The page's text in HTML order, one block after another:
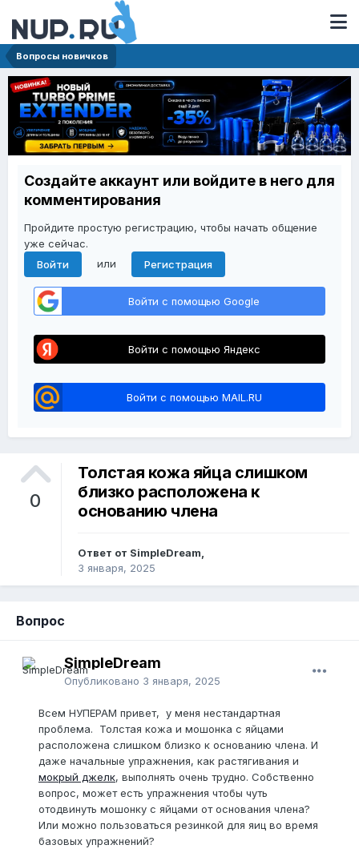
Вопросы новичков
Создайте аккаунт или войдите в него для
комментирования
Пройдите простую регистрацию, чтобы начать общение
уже сейчас.
Войти
или Регистрация
Войти с помощью Google
Войти с помощью Яндекс
Войти с помощью MAIL.RU
0
Толстая кожа яйца слишком
близко расположена к
основанию члена
Ответ от SimpleDream,
3 января, 2025
Вопрос
SimpleDream
Опубликовано 3 января, 2025
Всем НУПЕРАМ привет, у меня нестандартная
проблема. Толстая кожа и мошонка с яйцами
расположена слишком близко к основанию члена. И
даже начальные упражнения, как растягивания и
мокрый джелк, выполнять очень трудно. Собственно
вопрос, может есть упражнения чтобы чуть
отодвинуть мошонку с яйцами от основания члена?
Или можно пользоваться резинкой для яиц во время
базовых упражнений?